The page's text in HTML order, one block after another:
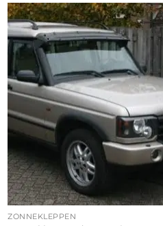
ZONNEKLEPPEN